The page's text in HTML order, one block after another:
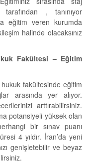
, tanınıyor
eğitim veren kurumda
halinde olacaksınız
Fakültesi – Eğitim
fakültesinde eğitim
arasında yer alıyor.
arttırabilirsiniz.
potansiyeli yüksek olan
bir sınav puanı
4 yıldır. İran’da yeni
genişletebilir ve beyaz